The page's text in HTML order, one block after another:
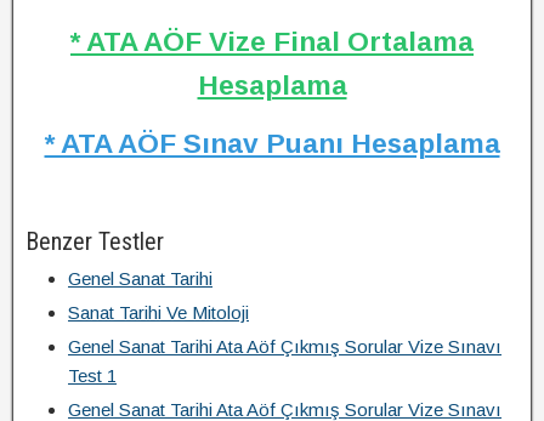
* ATA AÖF Vize Final Ortalama
Hesaplama
* ATA AÖF Sınav Puanı Hesaplama
Benzer Testler
Genel Sanat Tarihi
Sanat Tarihi Ve Mitoloji
Genel Sanat Tarihi Ata Aöf Çıkmış Sorular Vize Sınavı
Test 1
Genel Sanat Tarihi Ata Aöf Çıkmış Sorular Vize Sınavı